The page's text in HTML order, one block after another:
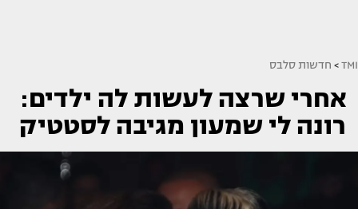
TMI
> חדשות סלבס
אחרי שרצה לעשות לה ילדים:
רונה לי שמעון מגיבה לסטטיק